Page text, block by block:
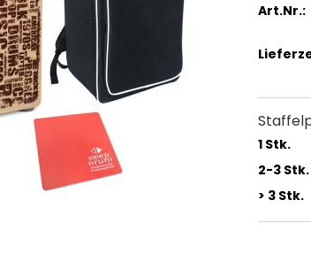
Art.Nr.:
1 Stk.
2-3 Stk.
> 3 Stk.